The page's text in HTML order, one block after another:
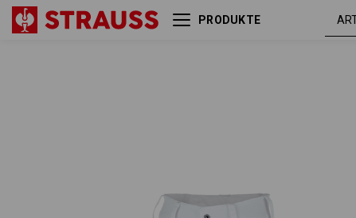
PRODUKTE
weiß